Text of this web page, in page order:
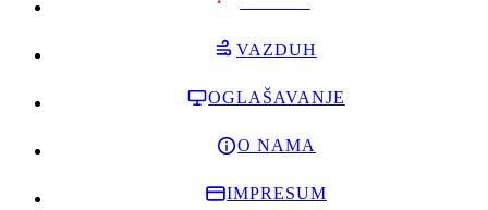
VAZDUH
OGLAŠAVANJE
O NAMA
IMPRESUM